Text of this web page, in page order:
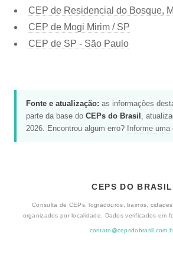
CEP de Residencial do Bosque,
CEP de Mogi Mirim / SP
CEP de SP - São Paulo
Fonte e atualização: as informações
parte da base do CEPs do Brasil ,
2026. Encontrou algum erro? Informe
CEPS DO BRASIL
Consulta de CEPs, logradouros, bairros,
organizados por localidade. Dados verificados em